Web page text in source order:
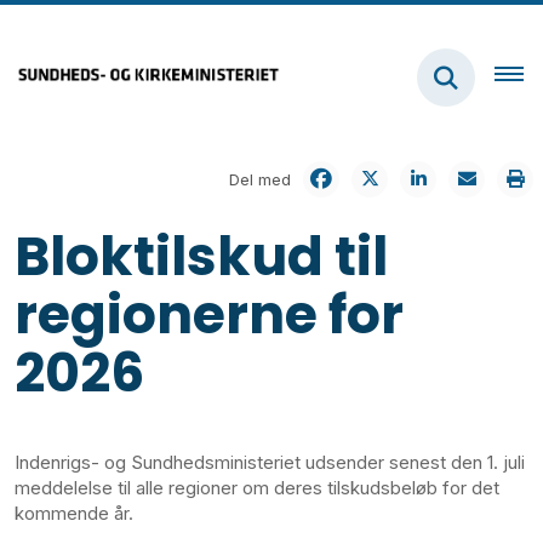
Del med
Bloktilskud til
regionerne for
2026
Indenrigs- og Sundhedsministeriet udsender senest den 1. juli
meddelelse til alle regioner om deres tilskudsbeløb for det
kommende år.